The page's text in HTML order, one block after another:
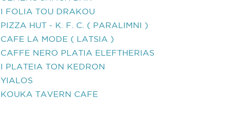
I FOLIA TOU DRAKOU
PIZZA HUT - K. F. C. ( PARALIMNI )
CAFE LA MODE ( LATSIA )
CAFFE NERO PLATIA ELEFTHERIAS
I PLATEIA TON KEDRON
YIALOS
KOUKA TAVERN CAFE